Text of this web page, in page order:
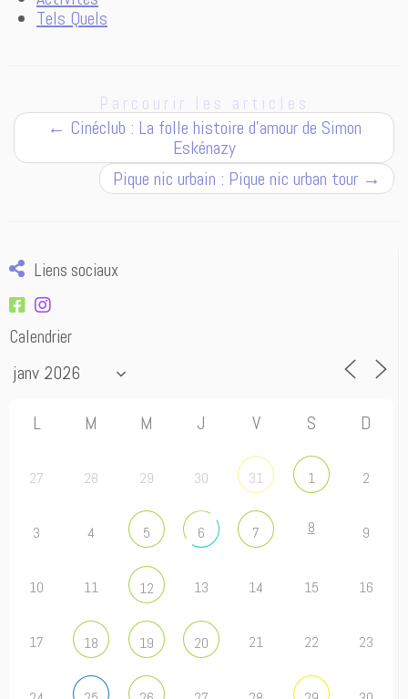
Tels Quels
Parcourir les articles
← Cinéclub : La folle histoire d’amour de Simon
Eskénazy
Pique nic urbain : Pique nic urban tour →
Liens sociaux
Calendrier
L M M J V S D
27 28 29 30 31 1 2
3 4 5 6 7 8 9
10 11 12 13 14 15 16
17 18 19 20 21 22 23